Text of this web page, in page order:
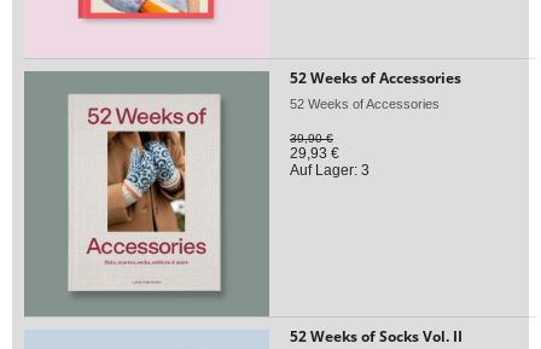
52 Weeks of Accessories
52 Weeks of Accessories
39,90 €
29,93 €
Auf Lager: 3
52 Weeks of Socks Vol. II